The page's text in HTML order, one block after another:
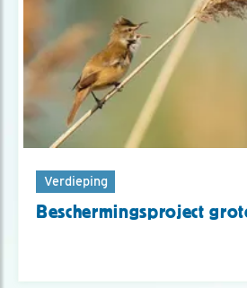
Verdieping
Beschermingsproject